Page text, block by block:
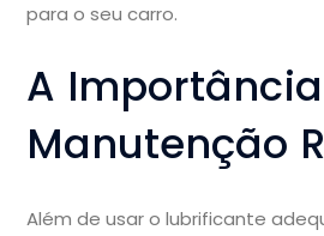
para o seu carro.
A
Manutenção
Além de usar o lubrificante